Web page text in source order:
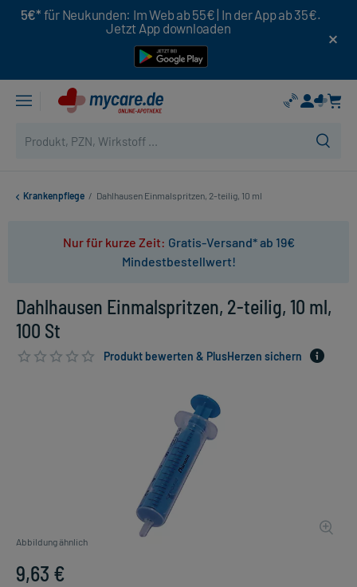
5€* für Neukunden: Im Web ab 55€ | In der App ab 35€.
Jetzt App downloaden
Krankenpflege / Dahlhausen Einmalspritzen, 2-teilig, 10 ml
Nur für kurze Zeit: Gratis-Versand* ab 19€
Mindestbestellwert!
Dahlhausen Einmalspritzen, 2-teilig, 10 ml,
100 St
Produkt bewerten & PlusHerzen sichern
Abbildung ähnlich
9,63 €